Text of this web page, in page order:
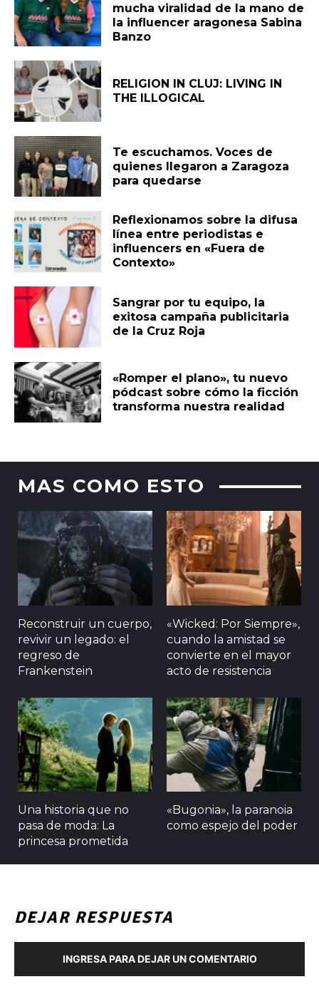
mucha viralidad de la mano de
la influencer aragonesa Sabina
Banzo
RELIGION IN CLUJ: LIVING IN
THE ILLOGICAL
Te escuchamos. Voces de
quienes llegaron a Zaragoza
para quedarse
Reflexionamos sobre la difusa
línea entre periodistas e
influencers en «Fuera de
Contexto»
Sangrar por tu equipo, la
exitosa campaña publicitaria
de la Cruz Roja
«Romper el plano», tu nuevo
pódcast sobre cómo la ficción
transforma nuestra realidad
MAS COMO ESTO
Reconstruir un cuerpo,
revivir un legado: el
regreso de
Frankenstein
«Wicked: Por Siempre»,
cuando la amistad se
convierte en el mayor
acto de resistencia
Una historia que no
pasa de moda: La
princesa prometida
«Bugonia», la paranoia
como espejo del poder
DEJAR RESPUESTA
INGRESA PARA DEJAR UN COMENTARIO